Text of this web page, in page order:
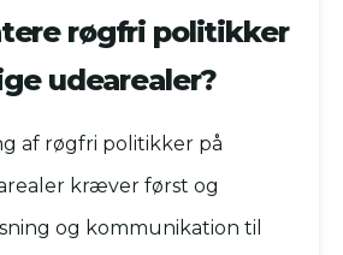
røgfri politikker
udearealer?
af røgfri politikker på
kræver først og
og kommunikation til